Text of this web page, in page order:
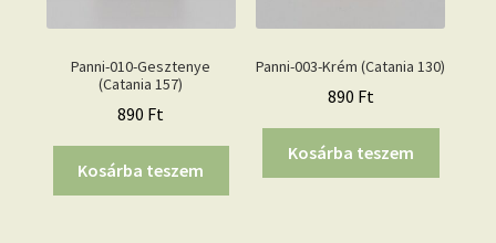
Panni-010-Gesztenye
(Catania 157)
890 Ft
Kosárba teszem
Panni-003-Krém (Catania 130)
890 Ft
Kosárba teszem